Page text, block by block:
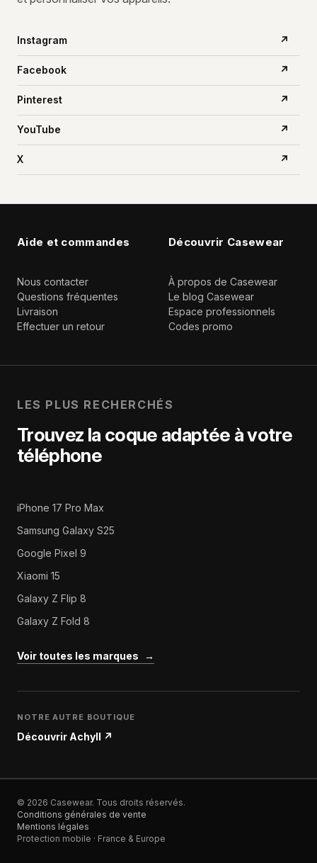
Instagram ↗
Facebook ↗
Pinterest ↗
YouTube ↗
X ↗
Aide et commandes
Nous contacter
Questions fréquentes
Livraison
Effectuer un retour
Découvrir Casewear
À propos de Casewear
Le blog Casewear
Espace professionnels
Codes promo
LES PLUS RECHERCHÉS
Trouvez la coque adaptée à votre
téléphone
iPhone 17 Pro Max
Samsung Galaxy S25
Google Pixel 9
Xiaomi 15
Galaxy Z Flip 8
Galaxy Z Fold 8
Voir toutes les marques →
NOTRE AUTRE BOUTIQUE
Découvrir Achyll ↗
© 2026 Casewear. Tous droits réservés.
Conditions générales de vente
Mentions légales
Protection mobile · France & Europe